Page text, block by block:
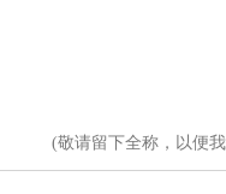
(敬请留下全称，以便